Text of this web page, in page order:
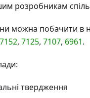
розробникам
можна побачити в
7152, 7125, 7107, 6961.
твердження